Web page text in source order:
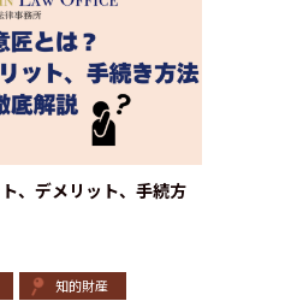
、デメリット、手続方
知的財産